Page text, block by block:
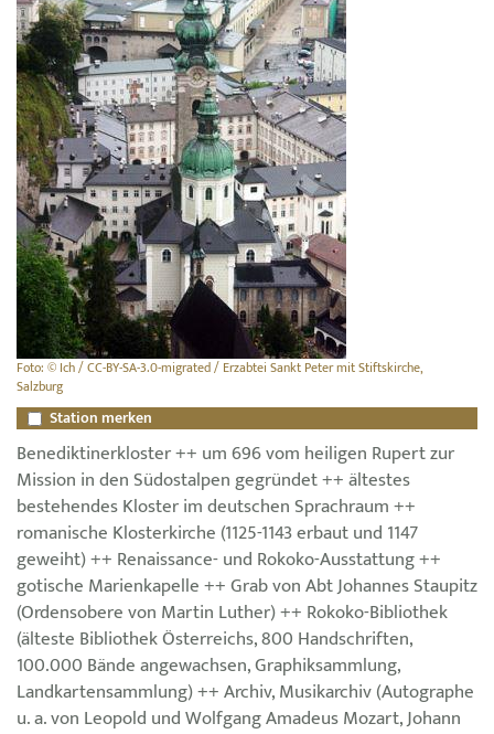
Foto: © Ich / CC-BY-SA-3.0-migrated / Erzabtei Sankt Peter mit Stiftskirche,
Salzburg
Station merken
Benediktinerkloster ++ um 696 vom heiligen Rupert zur
Mission in den Südostalpen gegründet ++ ältestes
bestehendes Kloster im deutschen Sprachraum ++
romanische Klosterkirche (1125-1143 erbaut und 1147
geweiht) ++ Renaissance- und Rokoko-Ausstattung ++
gotische Marienkapelle ++ Grab von Abt Johannes Staupitz
(Ordensobere von Martin Luther) ++ Rokoko-Bibliothek
(älteste Bibliothek Österreichs, 800 Handschriften,
100.000 Bände angewachsen, Graphiksammlung,
Landkartensammlung) ++ Archiv, Musikarchiv (Autographe
u. a. von Leopold und Wolfgang Amadeus Mozart, Johann